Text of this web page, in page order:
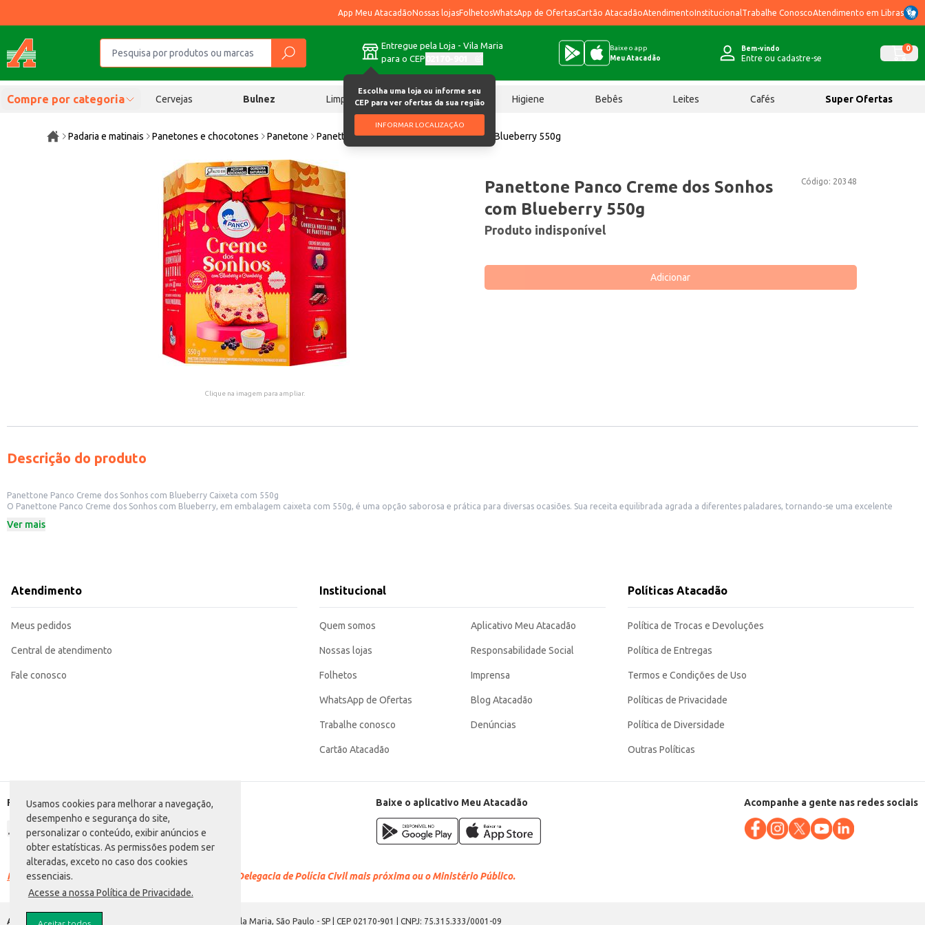
Usamos cookies para melhorar a navegação,
desempenho e segurança do site,
personalizar o conteúdo, exibir anúncios e
obter estatísticas. As permissões podem ser
alteradas, exceto no caso dos cookies
essenciais.
Acesse a nossa Política de Privacidade.
Aceitar todos
App Meu AtacadãoNossas lojasFolhetosWhatsApp de OfertasCartão AtacadãoAtendimentoInstitucional Trabalhe ConoscoAtendimento em Libras
Entregue pela Loja - Vila Maria
para o CEP
Escolha uma loja ou informe seu
CEP para ver ofertas da sua região
INFORMAR LOCALIZAÇÃO
Baixe o app
Meu Atacadão
Bem-vindo
Entre ou cadastre-se
0
Compre por categoria Cervejas Bulnez Limpeza Chocolates Higiene Bebês Leites Cafés Super Ofertas
Padaria e matinais Panetones e chocotones Panetone Panettone Panco Creme dos Sonhos com Blueberry 550g
Clique na imagem para ampliar.
Código: 20348
Panettone Panco Creme dos Sonhos
com Blueberry 550g
Produto indisponível
Adicionar
Descrição do produto
Panettone Panco Creme dos Sonhos com Blueberry Caixeta com 550g
O Panettone Panco Creme dos Sonhos com Blueberry, em embalagem caixeta com 550g, é uma opção saborosa e prática para diversas ocasiões. Sua receita equilibrada agrada a diferentes paladares, tornando-se uma excelente
Peso: 550g
Ideal para presentear amigos e familiares.
Pode ser comercializado em cestas de presentes ou como item individual.
e facilita o transporte e armazenamento.
Ver mais
Atendimento
Meus pedidos
Central de atendimento
Fale conosco
Institucional
Quem somos
Nossas lojas
Folhetos
WhatsApp de Ofertas
Trabalhe conosco
Cartão Atacadão
Aplicativo Meu Atacadão
Responsabilidade Social
Imprensa
Blog Atacadão
Denúncias
Políticas Atacadão
Política de Trocas e Devoluções
Política de Entregas
Termos e Condições de Uso
Políticas de Privacidade
Política de Diversidade
Outras Políticas
Formas de pagamento Baixe o aplicativo Meu Atacadão Acompanhe a gente nas redes sociais
Racismo é crime. Denuncie. Disque 100 ou procure a Delegacia de Polícia Civil mais próxima ou o Ministério Público.
Atacadão S.A. Avenida Morvan Dias de Figueiredo, 6169, Vila Maria, São Paulo - SP | CEP 02170-901 | CNPJ: 75.315.333/0001-09